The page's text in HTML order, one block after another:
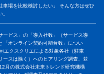
車場を比較検討したい」 そんな方はぜひ
ビス」の「導入社数」（サービス導
「オンライン契約可能台数」につい
エクスクリエによる対象各社（駐車
ースは除く）へのヒアリング調査、並
月の株式会社未来トレンド研究機構